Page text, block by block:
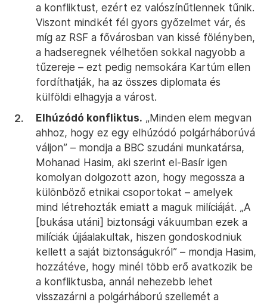
a konfliktust, ezért ez valószínűtlennek tűnik.
Viszont mindkét fél gyors győzelmet vár, és
míg az RSF a fővárosban van kissé fölényben,
a hadseregnek vélhetően sokkal nagyobb a
tűzereje – ezt pedig nemsokára Kartúm ellen
fordíthatják, ha az összes diplomata és
külföldi elhagyja a várost.
Elhúzódó konfliktus. „Minden elem megvan
ahhoz, hogy ez egy elhúzódó polgárháborúvá
váljon” – mondja a BBC szudáni munkatársa,
Mohanad Hasim, aki szerint el-Basír igen
komolyan dolgozott azon, hogy megossza a
különböző etnikai csoportokat – amelyek
mind létrehozták emiatt a maguk milíciáját. „A
[bukása utáni] biztonsági vákuumban ezek a
milíciák újjáalakultak, hiszen gondoskodniuk
kellett a saját biztonságukról” – mondja Hasim,
hozzátéve, hogy minél több erő avatkozik be
a konfliktusba, annál nehezebb lehet
visszazárni a polgárháború szellemét a